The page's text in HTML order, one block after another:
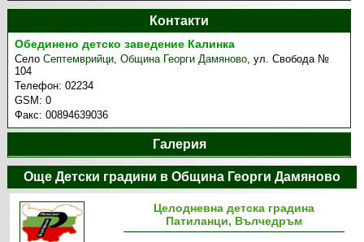
Контакти
Обединено детско заведение Калинка
СелоСептемврийци,Община Георги Дамяново,ул. Свобода №
104
Телефон:02234
GSM:0
Факс:00894639036
Галерия
Още Детски градини в Община Георги Дамяново
Целодневна детска градина
Патиланци, Вълчедръм